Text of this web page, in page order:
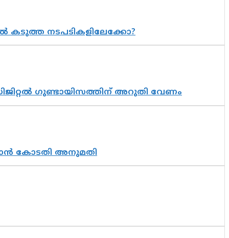
നടപടികളിലേക്കോ?
ഗുണ്ടായിസത്തിന് അറുതി വേണം
കോടതി അനുമതി